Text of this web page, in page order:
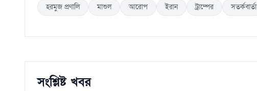
হরমুজ প্রণালি মাশুল আরোপ ইরান ট্রাম্পের সতর্কবার্তা
সংশ্লিষ্ট খবর